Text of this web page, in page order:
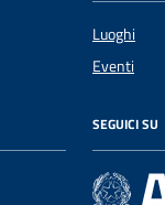
Luoghi
Eventi
SEGUICI SU